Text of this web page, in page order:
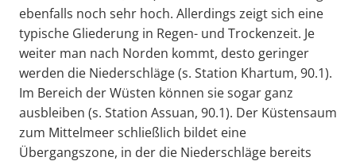
ebenfalls noch sehr hoch. Allerdings zeigt sich eine
typische Gliederung in Regen- und Trockenzeit. Je
weiter man nach Norden kommt, desto geringer
werden die Niederschläge (s. Station Khartum, 90.1).
Im Bereich der Wüsten können sie sogar ganz
ausbleiben (s. Station Assuan, 90.1). Der Küstensaum
zum Mittelmeer schließlich bildet eine
Übergangszone, in der die Niederschläge bereits